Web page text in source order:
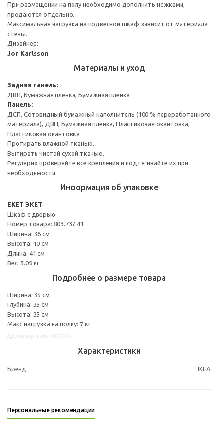
При размещении на полу необходимо дополнить ножками,
продаются отдельно.
Максимальная нагрузка на подвесной шкаф зависит от материала
стены.
Дизайнер:
Jon Karlsson
Материалы и уход
Задняя панель:
ДВП, Бумажная пленка, Бумажная пленка
Панель:
ДСП, Сотовидный бумажный наполнитель (100 % переработанного
материала), ДВП, Бумажная пленка, Пластиковая окантовка,
Пластиковая окантовка
Протирать влажной тканью.
Вытирать чистой сухой тканью.
Регулярно проверяйте все крепления и подтягивайте их при
необходимости.
Информация об упаковке
EKET ЭКЕТ
Шкаф с дверью
Номер товара: 803.737.41
Ширина: 36 см
Высота: 10 см
Длина: 41 см
Вес: 5.09 кг
Подробнее о размере товара
Ширина: 35 см
Глубина: 35 см
Высота: 35 см
Макс нагрузка на полку: 7 кг
Характеристики
Бренд IKEA
Персональные рекомендации